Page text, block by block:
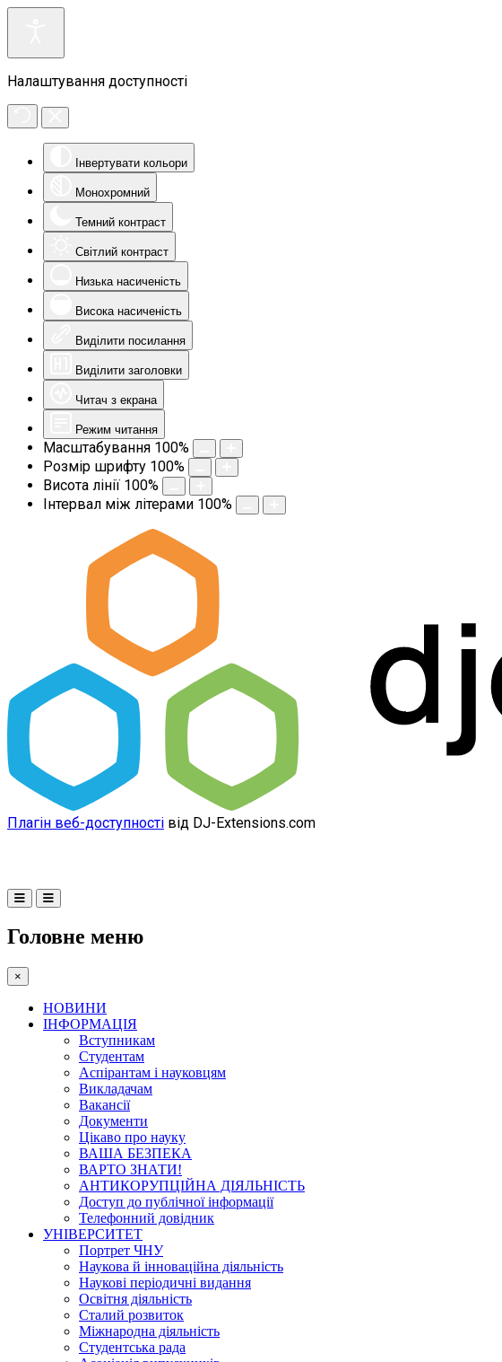
Налаштування доступності
Інвертувати кольори
Монохромний
Темний контраст
Світлий контраст
Низька насиченість
Висока насиченість
Виділити посилання
Виділити заголовки
Читач з екрана
Режим читання
Масштабування 100%
Розмір шрифту 100%
Висота лінії 100%
Інтервал між літерами 100%
Плагін веб-доступності від DJ-Extensions.com
Головне меню
×
НОВИНИ
ІНФОРМАЦІЯ
Вступникам
Студентам
Аспірантам і науковцям
Викладачам
Вакансії
Документи
Цікаво про науку
ВАША БЕЗПЕКА
ВАРТО ЗНАТИ!
АНТИКОРУПЦІЙНА ДІЯЛЬНІСТЬ
Доступ до публічної інформації
Телефонний довідник
УНІВЕРСИТЕТ
Портрет ЧНУ
Наукова й інноваційна діяльність
Наукові періодичні видання
Освітня діяльність
Сталий розвиток
Міжнародна діяльність
Студентська рада